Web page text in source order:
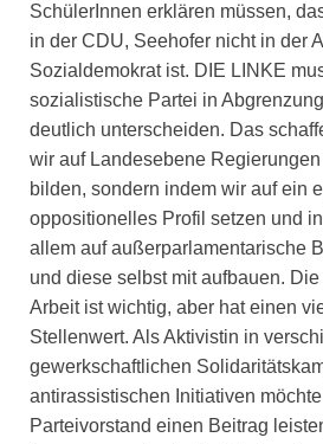
SchülerInnen erklären müssen,
in der CDU, Seehofer nicht in der
Sozialdemokrat ist. DIE LINKE
sozialistische Partei in
deutlich unterscheiden. Das
wir auf Landesebene
bilden, sondern indem wir auf ein
oppositionelles Profil setzen und
allem auf außerparlamentarische
und diese selbst mit aufbauen.
Arbeit ist wichtig, aber hat einen
Stellenwert. Als Aktivistin in
gewerkschaftlichen
antirassistischen Initiativen
Parteivorstand einen Beitrag